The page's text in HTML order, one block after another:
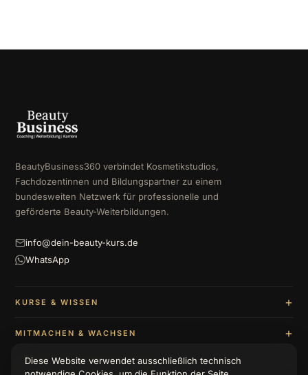
BeautyBusiness360 verbindet Kosmetikstudios,
Fachdozentinnen und Bildungspartner zu einem
bundesweiten Netzwerk für professionelle und
geförderte Beauty-Weiterbildungen.
info@dein-beauty-kurs.de
WhatsApp
KURSE & WISSEN
MITMACHEN & WACHSEN
UNTERNEHMEN & BERATUNG
Diese Website verwendet ausschließlich technisch